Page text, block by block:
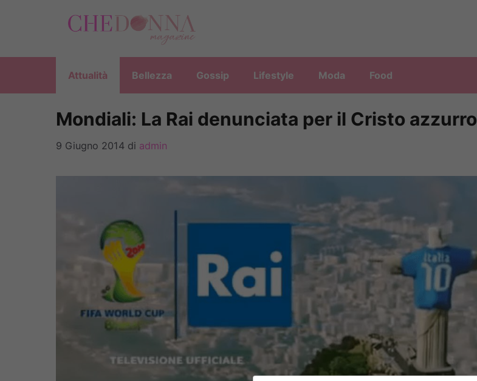
Attualità Bellezza Gossip Lifestyle Moda Food
Mondiali: La Rai denunciata per il Cristo azzurro
9 Giugno 2014 di admin